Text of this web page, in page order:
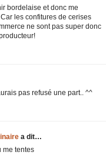
bordelaise et donc me
les confitures de cerises
ne sont pas super donc
pas refusé une part.. ^^
a dit…
me tentes